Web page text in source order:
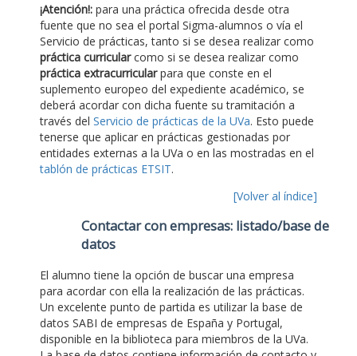
¡Atención!: para una práctica ofrecida desde otra
fuente que no sea el portal Sigma-alumnos o vía el
Servicio de prácticas, tanto si se desea realizar como
práctica curricularcomo si se desea realizar como
práctica extracurricularpara que conste en el
suplemento europeo del expediente académico, se
deberá acordar con dicha fuente su tramitación a
través del Servicio de prácticas de la UVa. Esto puede
tenerse que aplicar en prácticas gestionadas por
entidades externas a la UVa o en las mostradas en el
tablón de prácticas ETSIT.
[Volver al índice]
Contactar con empresas: listado/base de
datos
El alumno tiene la opción de buscar una empresa
para acordar con ella la realización de las prácticas.
Un excelente punto de partida es utilizar la base de
datos SABI de empresas de España y Portugal,
disponible en la biblioteca para miembros de la UVa.